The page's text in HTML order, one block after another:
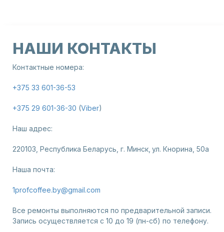
НАШИ КОНТАКТЫ
Контактные номера:
+375 33 601-36-53
+375 29 601-36-30 (Viber)
Наш адрес:
220103, Республика Беларусь, г. Минск, ул. Кнорина, 50а
Наша почта:
1profcoffee.by@gmail.com
Все ремонты выполняются по предварительной записи.
Запись осуществляется с 10 до 19 (пн-сб) по телефону.